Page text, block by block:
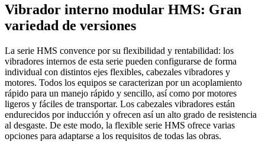
Vibrador interno modular HMS: Gran
variedad de versiones
La serie HMS convence por su flexibilidad y rentabilidad: los
vibradores internos de esta serie pueden configurarse de forma
individual con distintos ejes flexibles, cabezales vibradores y
motores. Todos los equipos se caracterizan por un acoplamiento
rápido para un manejo rápido y sencillo, así como por motores
ligeros y fáciles de transportar. Los cabezales vibradores están
endurecidos por inducción y ofrecen así un alto grado de resistencia
al desgaste. De este modo, la flexible serie HMS ofrece varias
opciones para adaptarse a los requisitos de todas las obras.